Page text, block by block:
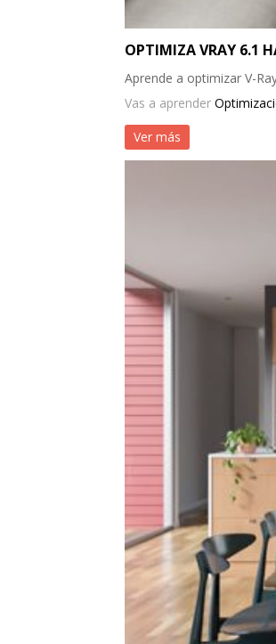
OPTIMIZA VRAY 6.1
Aprende a optimizar V-
Vas a aprender
Ver más